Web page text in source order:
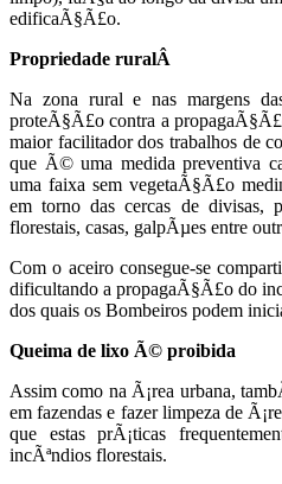
edificaÃ§Ã£o.
Propriedade ruralÂ
Na zona rural e nas margens
proteÃ§Ã£o contra a
maior facilitador dos trabalhos de
que Ã© uma medida preventiva
uma faixa sem vegetaÃ§Ã£o
em torno das cercas de divisas,
florestais, casas, galpÃµes entre
Com o aceiro consegue-se
dificultando a propagaÃ§Ã£o do
dos quais os Bombeiros podem
Queima de lixo Ã© proibida
Assim como na Ã¡rea urbana,
em fazendas e fazer limpeza de
que estas prÃ¡ticas
incÃªndios florestais.